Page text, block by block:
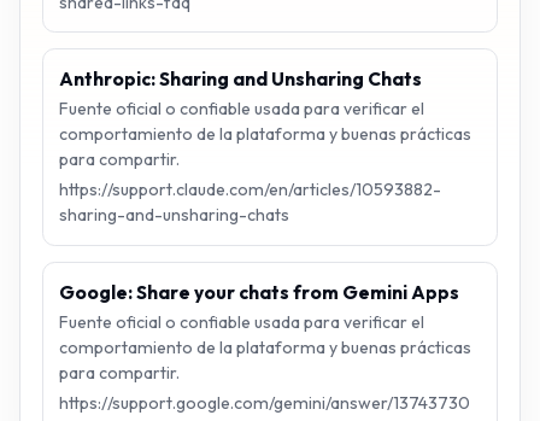
Anthropic: Sharing and Unsharing Chats
Fuente oficial o confiable usada para verificar el
comportamiento de la plataforma y buenas prácticas
para compartir.
https://support.claude.com/en/articles/10593882-
sharing-and-unsharing-chats
Google: Share your chats from Gemini Apps
Fuente oficial o confiable usada para verificar el
comportamiento de la plataforma y buenas prácticas
para compartir.
https://support.google.com/gemini/answer/13743730